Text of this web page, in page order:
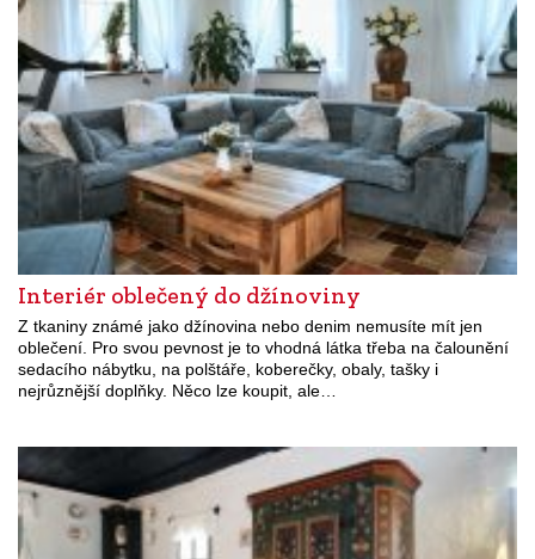
Interiér oblečený do džínoviny
Z tkaniny známé jako džínovina nebo denim nemusíte mít jen
oblečení. Pro svou pevnost je to vhodná látka třeba na čalounění
sedacího nábytku, na polštáře, koberečky, obaly, tašky i
nejrůznější doplňky. Něco lze koupit, ale…